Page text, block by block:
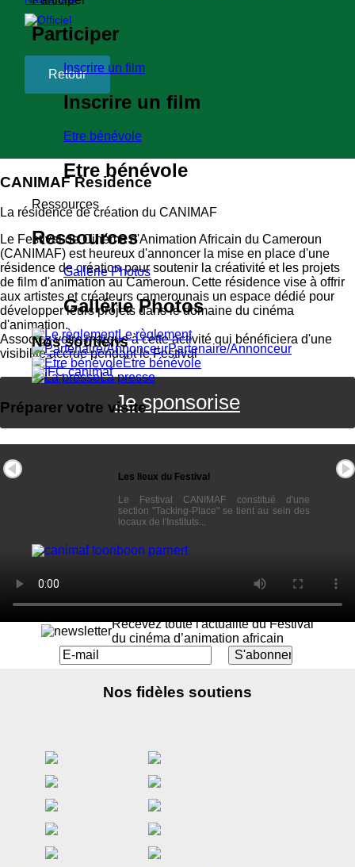
Participer
Inscrire un film
Inscrire un film
Etre bénévole
Etre bénévole
Ressources
Ressources
Gallérie Photos
Gallérie Photos
Nos soutiens
Retour
CANIMAF Residence
La résidence de création du CANIMAF
Le Festival de Cinéma d'Animation Africain du Cameroun
(CANIMAF) est heureux d'annoncer la mise en place d'une
résidence de création pour soutenir la créativité et les projets
de film d'animation au Cameroun. Cette résidence vise à offrir
aux artistes et créateurs camerounais un espace dédié pour
développer leurs projets dans le domaine du cinéma
d'animation.
Associez votre marque à cette activité qui bénéficiera d'une
visibilité accrue pendant le Festival
Je sponsorise
Le règlement
Partenaire/Annonceur
Être bénévole
La presse
Préparer votre visite
Les lieux du Festival
Le Festival CANIMAF constitué d'une
section "Tacking-Place" se tient au sein des
locaux de l'Instituts...
Restez toujours informé
Recevez toute l'actualité du Festival
du cinéma d’animation africain
Nos fidèles soutiens